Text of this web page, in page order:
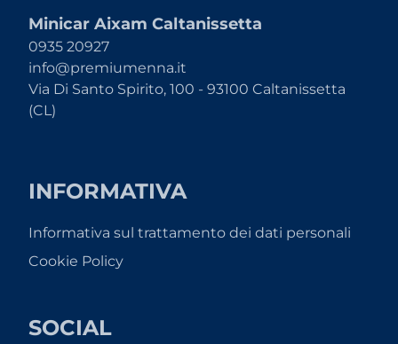
Minicar Aixam Caltanissetta
0935 20927
info@premiumenna.it
Via Di Santo Spirito, 100 - 93100 Caltanissetta
(CL)
INFORMATIVA
Informativa sul trattamento dei dati personali
Cookie Policy
SOCIAL